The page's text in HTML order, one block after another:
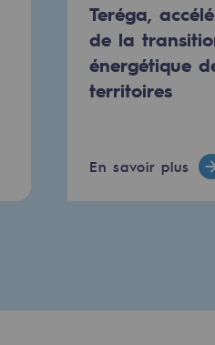
Teréga,
de la
énergétique
territoires
En savoir plus